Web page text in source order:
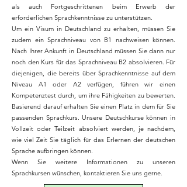
als auch Fortgeschrittenen beim Erwerb der
erforderlichen Sprachkenntnisse zu unterstützen.
Um ein Visum in Deutschland zu erhalten, müssen Sie
zudem ein Sprachniveau von B1 nachweisen können.
Nach Ihrer Ankunft in Deutschland müssen Sie dann nur
noch den Kurs für das Sprachniveau B2 absolvieren. Für
diejenigen, die bereits über Sprachkenntnisse auf dem
Niveau A1 oder A2 verfügen, führen wir einen
Kompetenztest durch, um ihre Fähigkeiten zu bewerten.
Basierend darauf erhalten Sie einen Platz in dem für Sie
passenden Sprachkurs. Unsere Deutschkurse können in
Vollzeit oder Teilzeit absolviert werden, je nachdem,
wie viel Zeit Sie täglich für das Erlernen der deutschen
Sprache aufbringen können.
Wenn Sie weitere Informationen zu unseren
Sprachkursen wünschen, kontaktieren Sie uns gerne.